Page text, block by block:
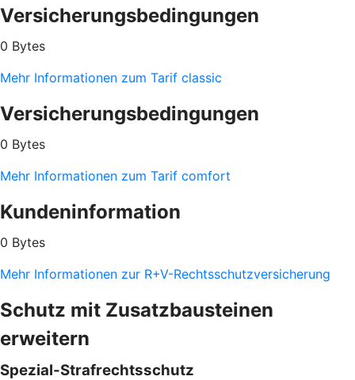
Versicherungsbedingungen
0 Bytes
Mehr Informationen zum Tarif classic
Versicherungsbedingungen
0 Bytes
Mehr Informationen zum Tarif comfort
Kundeninformation
0 Bytes
Mehr Informationen zur R+V-Rechtsschutzversicherung
Schutz mit Zusatzbausteinen
erweitern
Spezial-Strafrechtsschutz